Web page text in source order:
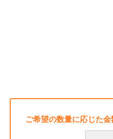
ご希望の数量に応じた